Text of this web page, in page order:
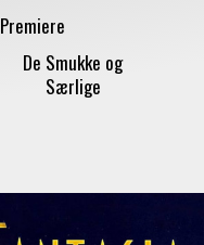
Premiere
De Smukke og
Særlige